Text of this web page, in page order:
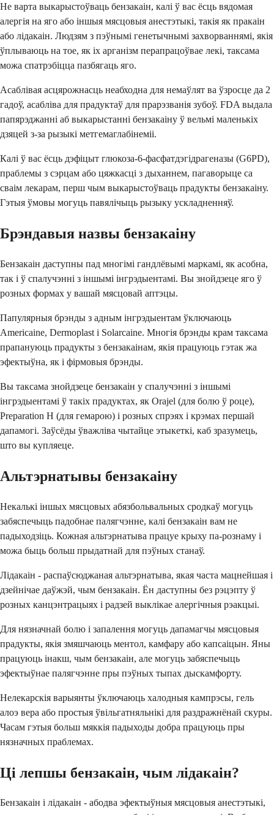
Не варта выкарыстоўваць бензакаін, калі ў вас ёсць вядомая
алергія на яго або іншыя мясцовыя анестэтыкі, такія як пракаін
або лідакаін. Людзям з пэўнымі генетычнымі захворваннямі, якія
ўплываюць на тое, як іх арганізм перапрацоўвае лекі, таксама
можа спатрэбіцца пазбягаць яго.
Асаблівая асцярожнасць неабходна для немаўлят ва ўзросце да 2
гадоў, асабліва для прадуктаў для прарэзванія зубоў. FDA выдала
папярэджанні аб выкарыстанні бензакаіну ў вельмі маленькіх
дзяцей з-за рызыкі метгемаглабінеміі.
Калі ў вас ёсць дэфіцыт глюкоза-6-фасфатдэгідрагеназы (G6PD),
праблемы з сэрцам або цяжкасці з дыханнем, пагаворыце са
сваім лекарам, перш чым выкарыстоўваць прадукты бензакаіну.
Гэтыя ўмовы могуць павялічыць рызыку ускладненняў.
Брэндавыя назвы бензакаіну
Бензакаін даступны пад многімі гандлёвымі маркамі, як асобна,
так і ў спалучэнні з іншымі інгрэдыентамі. Вы знойдзеце яго ў
розных формах у вашай мясцовай аптэцы.
Папулярныя брэнды з адным інгрэдыентам ўключаюць
Americaine, Dermoplast і Solarcaine. Многія брэнды крам таксама
прапануюць прадукты з бензакаінам, якія працуюць гэтак жа
эфектыўна, як і фірмовыя брэнды.
Вы таксама знойдзеце бензакаін у спалучэнні з іншымі
інгрэдыентамі ў такіх прадуктах, як Orajel (для болю ў роце),
Preparation H (для гемарою) і розных спрэях і крэмах першай
дапамогі. Заўсёды ўважліва чытайце этыкеткі, каб зразумець,
што вы купляеце.
Альтэрнатывы бензакаіну
Некалькі іншых мясцовых абязбольвальных сродкаў могуць
забяспечыць падобнае палягчэнне, калі бензакаін вам не
падыходзіць. Кожная альтэрнатыва працуе крыху па-рознаму і
можа быць больш прыдатнай для пэўных станаў.
Лідакаін - распаўсюджаная альтэрнатыва, якая часта мацнейшая і
дзейнічае даўжэй, чым бензакаін. Ён даступны без рэцэпту ў
розных канцэнтрацыях і радзей выклікае алергічныя рэакцыі.
Для нязначнай болю і запалення могуць дапамагчы мясцовыя
прадукты, якія змяшчаюць ментол, камфару або капсаіцын. Яны
працуюць інакш, чым бензакаін, але могуць забяспечыць
эфектыўнае палягчэнне пры пэўных тыпах дыскамфорту.
Нелекарскія варыянты ўключаюць халодныя кампрэсы, гель
алоэ вера або простыя ўвільгатняльнікі для раздражнёнай скуры.
Часам гэтыя больш мяккія падыходы добра працуюць пры
нязначных праблемах.
Ці лепшы бензакаін, чым лідакаін?
Бензакаін і лідакаін - абодва эфектыўныя мясцовыя анестэтыкі,